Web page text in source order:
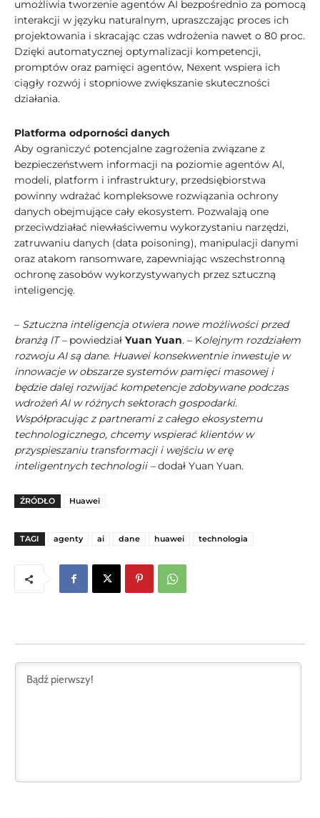
umożliwia tworzenie agentów AI bezpośrednio za pomocą
interakcji w języku naturalnym, upraszczając proces ich
projektowania i skracając czas wdrożenia nawet o 80 proc.
Dzięki automatycznej optymalizacji kompetencji,
promptów oraz pamięci agentów, Nexent wspiera ich
ciągły rozwój i stopniowe zwiększanie skuteczności
działania.
Platforma odporności danych
Aby ograniczyć potencjalne zagrożenia związane z
bezpieczeństwem informacji na poziomie agentów AI,
modeli, platform i infrastruktury, przedsiębiorstwa
powinny wdrażać kompleksowe rozwiązania ochrony
danych obejmujące cały ekosystem. Pozwalają one
przeciwdziałać niewłaściwemu wykorzystaniu narzędzi,
zatruwaniu danych (data poisoning), manipulacji danymi
oraz atakom ransomware, zapewniając wszechstronną
ochronę zasobów wykorzystywanych przez sztuczną
inteligencję.
– Sztuczna inteligencja otwiera nowe możliwości przed
branżą IT – powiedział Yuan Yuan. – Kolejnym rozdziałem
rozwoju AI są dane. Huawei konsekwentnie inwestuje w
innowacje w obszarze systemów pamięci masowej i
będzie dalej rozwijać kompetencje zdobywane podczas
wdrożeń AI w różnych sektorach gospodarki.
Współpracując z partnerami z całego ekosystemu
technologicznego, chcemy wspierać klientów w
przyspieszaniu transformacji i wejściu w erę
inteligentnych technologii –dodał Yuan Yuan.
ŹRÓDŁO Huawei
TAGI agenty ai dane huawei technologia